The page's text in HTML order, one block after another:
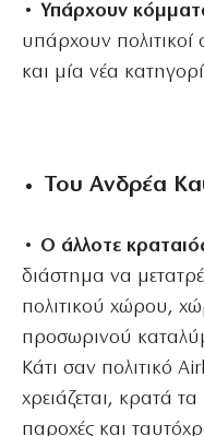
• Υπάρχουν
υπάρχουν πολιτικοί
και μία νέα
Του Ανδρέα
• Ο άλλοτε
διάστημα να
πολιτικού χώρου,
προσωρινού
Κάτι σαν πολιτικό
χρειάζεται, κρατά
παροχές και